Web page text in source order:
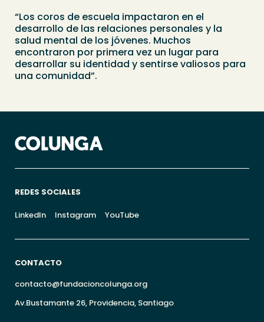
“Los coros de escuela impactaron en el
desarrollo de las relaciones personales y la
salud mental de los jóvenes. Muchos
encontraron por primera vez un lugar para
desarrollar su identidad y sentirse valiosos para
una comunidad”.
REDES SOCIALES
LinkedIn Instagram YouTube
CONTACTO
contacto@fundacioncolunga.org
Av.Bustamante 26, Providencia, Santiago